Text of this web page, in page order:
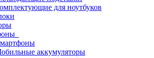
для ноутбуков
аккумуляторы